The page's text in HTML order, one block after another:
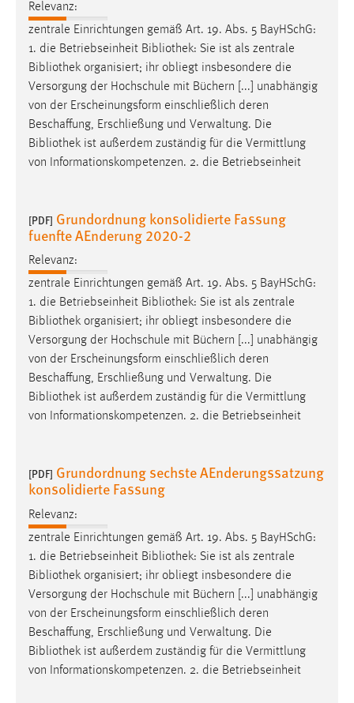
Relevanz:
zentrale Einrichtungen gemäß Art. 19. Abs. 5 BayHSchG:
1. die Betriebseinheit Bibliothek: Sie ist als zentrale
Bibliothek organisiert; ihr obliegt insbesondere die
Versorgung der Hochschule mit Büchern [...] unabhängig
von der Erscheinungsform einschließlich deren
Beschaffung, Erschließung und Verwaltung. Die
Bibliothek ist außerdem zuständig für die Vermittlung
von Informationskompetenzen. 2. die Betriebseinheit
[PDF] Grundordnung konsolidierte Fassung
fuenfte AEnderung 2020-2
Relevanz:
zentrale Einrichtungen gemäß Art. 19. Abs. 5 BayHSchG:
1. die Betriebseinheit Bibliothek: Sie ist als zentrale
Bibliothek organisiert; ihr obliegt insbesondere die
Versorgung der Hochschule mit Büchern [...] unabhängig
von der Erscheinungsform einschließlich deren
Beschaffung, Erschließung und Verwaltung. Die
Bibliothek ist außerdem zuständig für die Vermittlung
von Informationskompetenzen. 2. die Betriebseinheit
[PDF] Grundordnung sechste AEnderungssatzung
konsolidierte Fassung
Relevanz:
zentrale Einrichtungen gemäß Art. 19. Abs. 5 BayHSchG:
1. die Betriebseinheit Bibliothek: Sie ist als zentrale
Bibliothek organisiert; ihr obliegt insbesondere die
Versorgung der Hochschule mit Büchern [...] unabhängig
von der Erscheinungsform einschließlich deren
Beschaffung, Erschließung und Verwaltung. Die
Bibliothek ist außerdem zuständig für die Vermittlung
von Informationskompetenzen. 2. die Betriebseinheit
fe_user, be_user, be_lastLoginProvider
Zweck:
einloggen zu können.
Cookie Laufzeit:
24 Stunden
Diese Informationen helfen uns zu verstehen, wie
unsere Besucher unsere Website nutzen.
Matomo
Name:
_pk_ref, _pk_cvar, _pk_id, _pk_ses
Zweck:
Zugriffsstatistik
Cookie Laufzeit:
MARKETING
Marketing Cookies werden von Drittanbietern
verwendet, um personalisierte Werbung anzuzeigen.
Sie tun dies, indem sie Besucher über Websites
hinweg verfolgen.
Google Ads
Name:
_gcl_au